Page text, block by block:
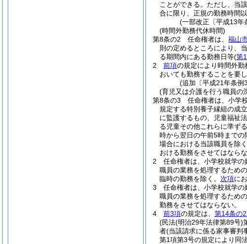
ことができる。 ただし、当
合に限り、正規の勤務時間
(一部改正〔平成13年
(時間外勤務代休時間)
第8条の2
任命権者は、 福山
則の定めるところにより、
る期間内にある勤務日等(第
2
前項の規定により時間外
おいても勤務することを要し
(追加〔平成21年条例
(育児又は介護を行う職員の
第8条の3
任命権者は、小学
規定する特別養子縁組の成
に監護するもの、児童福祉法
る児童その他これらに準ず
時から翌日の午前5時まで
場合における当該職員を除
おける勤務をさせてはならな
2
任命権者は、小学校就学
職員の業務を処理するため
臨時の勤務を除く。 次項に
3
任命権者は、小学校就学
職員の業務を処理するため
勤務をさせてはならない。
4
前3項の規定は、 第14条の
(民法(明治29年法律第89号)
者(当該請求に係る家事審判
第1項第3号の規定により同